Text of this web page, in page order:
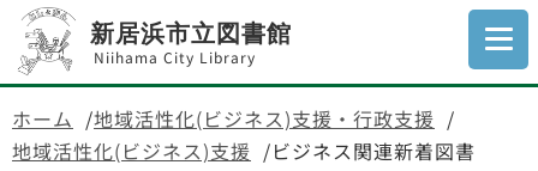
新居浜市立図書館
Niihama City Library
ホーム
地域活性化(ビジネス)支援・行政支援
地域活性化(ビジネス)支援
ビジネス関連新着図書